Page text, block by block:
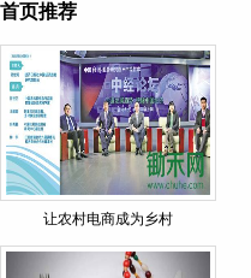
首页推荐
​让农村电商成为乡村